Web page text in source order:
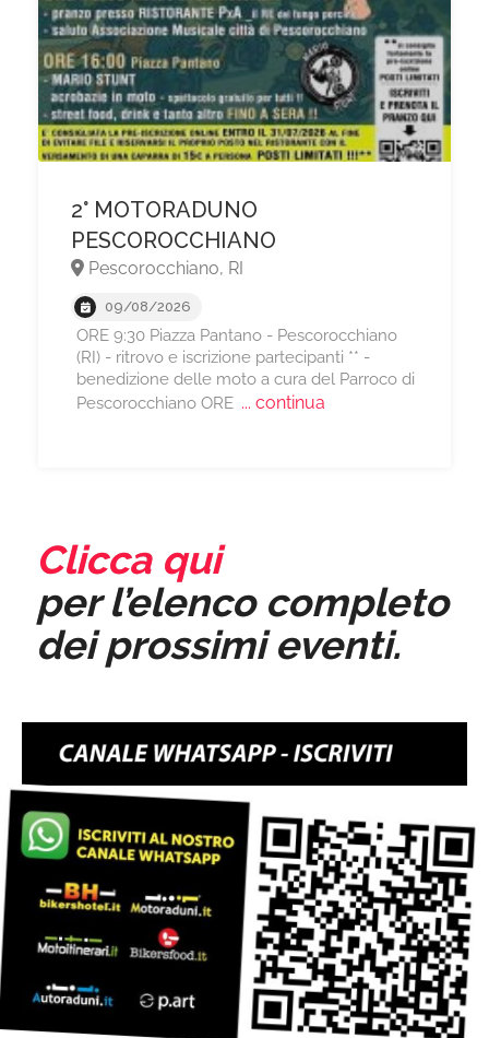
2° MOTORADUNO
PESCOROCCHIANO
Pescorocchiano, RI
09/08/2026
ORE 9:30 Piazza Pantano - Pescorocchiano
(RI) - ritrovo e iscrizione partecipanti ** -
benedizione delle moto a cura del Parroco di
Pescorocchiano ORE... continua
Clicca qui
per l’elenco completo
dei prossimi eventi.